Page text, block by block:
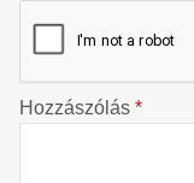
Hozzászólás *